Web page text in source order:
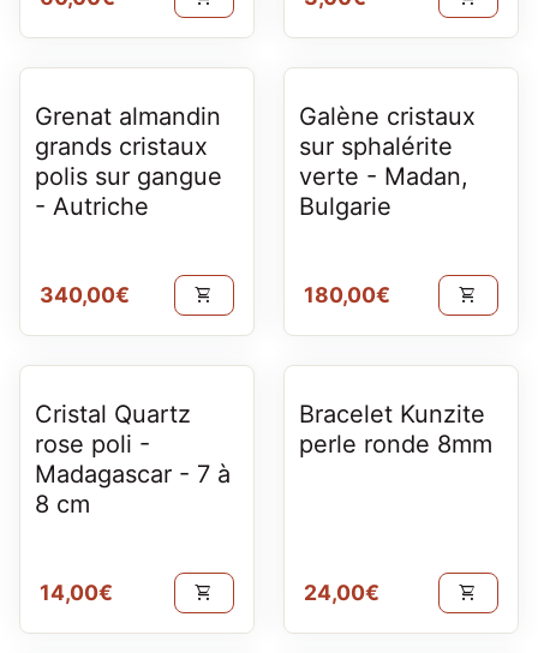
Grenat almandin
grands cristaux
polis sur gangue
- Autriche
Prix normal
340,00€ shopping_cart
Galène cristaux
sur sphalérite
verte - Madan,
Bulgarie
Prix normal
180,00€ shopping_cart
Cristal Quartz
rose poli -
Madagascar - 7 à
8 cm
Prix normal
14,00€ shopping_cart
Bracelet Kunzite
perle ronde 8mm
Prix normal
24,00€ shopping_cart